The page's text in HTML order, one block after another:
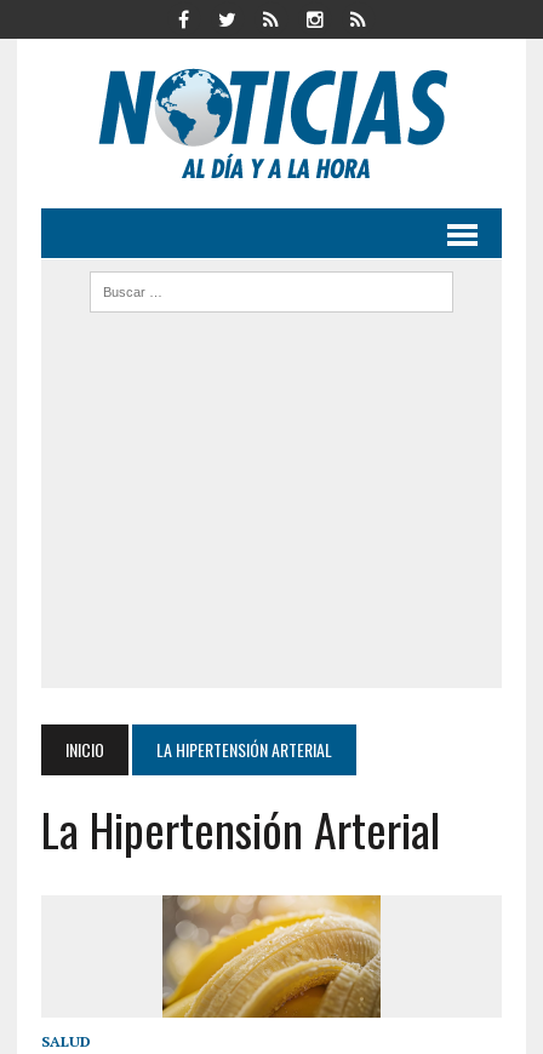
INICIO LA HIPERTENSIÓN ARTERIAL
La Hipertensión Arterial
SALUD